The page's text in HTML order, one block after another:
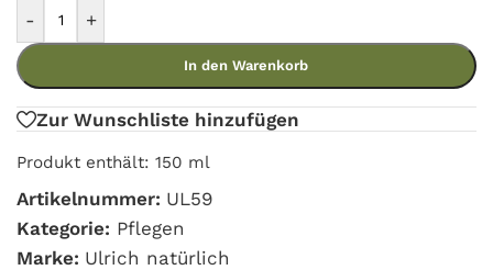
- +
In den Warenkorb
Zur Wunschliste hinzufügen
Produkt enthält: 150 ml
Artikelnummer: UL59
Kategorie: Pflegen
Marke: Ulrich natürlich